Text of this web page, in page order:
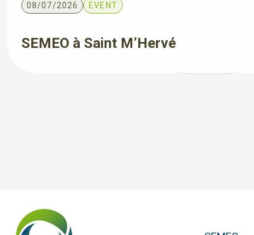
08/07/2026 EVENT
SEMEO à Saint M’Hervé